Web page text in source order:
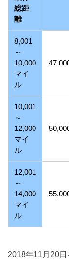
総距
離
8,001
～
10,000
マイ
ル
10,001
～
12,000
マイ
ル
12,001
～
14,000
マイ
ル
2018年11月20